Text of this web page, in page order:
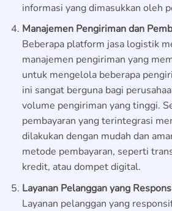
informasi yang dimasukkan oleh
Manajemen Pengiriman dan
Beberapa platform jasa logistik
manajemen pengiriman yang
untuk mengelola beberapa
ini sangat berguna bagi
volume pengiriman yang tinggi.
pembayaran yang terintegrasi
dilakukan dengan mudah dan
metode pembayaran, seperti
kredit, atau dompet digital.
Layanan Pelanggan yang
Layanan pelanggan yang